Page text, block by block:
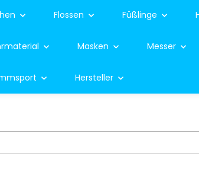
Flossen Füßlinge
Masken Messer
Hersteller